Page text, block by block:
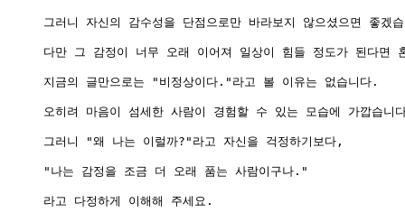
그러니 자신의 감수성을 단점으로만 바라보지 않으셨으면 좋겠
다만 그 감정이 너무 오래 이어져 일상이 힘들 정도가 된다면
지금의 글만으로는 "비정상이다."라고 볼 이유는 없습니다.
오히려 마음이 섬세한 사람이 경험할 수 있는 모습에 가깝습니
그러니 "왜 나는 이럴까?"라고 자신을 걱정하기보다,
"나는 감정을 조금 더 오래 품는 사람이구나."
라고 다정하게 이해해 주세요.